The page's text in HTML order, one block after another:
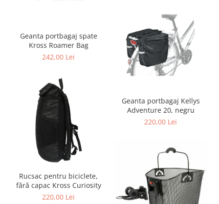
Geanta portbagaj spate
Kross Roamer Bag
242,00 Lei
Geanta portbagaj Kellys
Adventure 20, negru
220,00 Lei
Rucsac pentru biciclete,
fără capac Kross Curiosity
220,00 Lei